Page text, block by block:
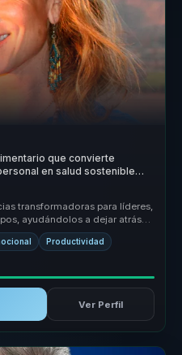
que convierte
en salud sostenible
transformadoras para líderes,
ayudándolos a dejar atrás
Productividad
Ver Perfil